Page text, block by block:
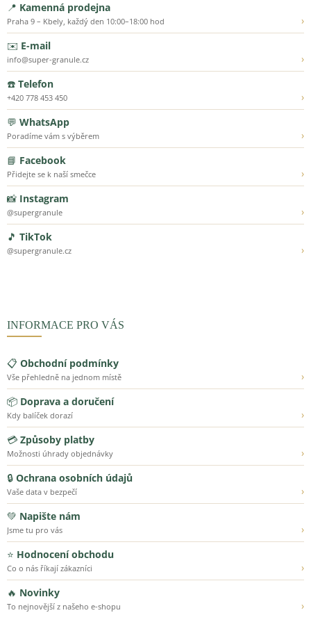
📍 Kamenná prodejna
Praha 9 – Kbely, každý den 10:00–18:00 hod
›
✉️ E-mail
info@super-granule.cz
›
☎️ Telefon
+420 778 453 450
›
💬 WhatsApp
Poradíme vám s výběrem
›
📘 Facebook
Přidejte se k naší smečce
›
📸 Instagram
@supergranule
›
🎵 TikTok
@supergranule.cz ›
INFORMACE PRO VÁS
📋 Obchodní podmínky
Vše přehledně na jednom místě
›
📦 Doprava a doručení
Kdy balíček dorazí
›
💳 Způsoby platby
Možnosti úhrady objednávky
›
🔒 Ochrana osobních údajů
Vaše data v bezpečí
›
💚 Napište nám
Jsme tu pro vás
›
⭐ Hodnocení obchodu
Co o nás říkají zákazníci
›
🔥 Novinky
To nejnovější z našeho e-shopu ›